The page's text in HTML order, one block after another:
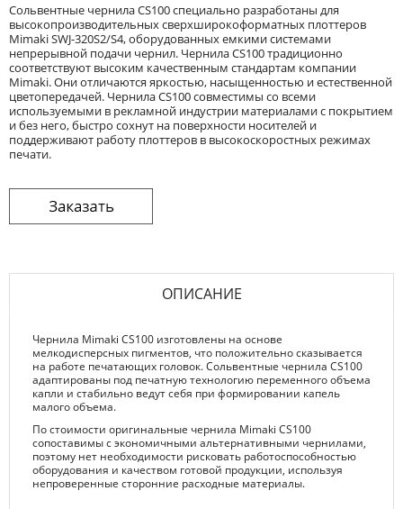
Сольвентные чернила CS100 специально разработаны для
высокопроизводительных сверхширокоформатных плоттеров
Mimaki SWJ-320S2/S4, оборудованных емкими системами
непрерывной подачи чернил. Чернила CS100 традиционно
соответствуют высоким качественным стандартам компании
Mimaki. Они отличаются яркостью, насыщенностью и естественной
цветопередачей. Чернила CS100 совместимы со всеми
используемыми в рекламной индустрии материалами с покрытием
и без него, быстро сохнут на поверхности носителей и
поддерживают работу плоттеров в высокоскоростных режимах
печати.
ОПИСАНИЕ
Чернила Mimaki CS100 изготовлены на основе
мелкодисперсных пигментов, что положительно сказывается
на работе печатающих головок. Сольвентные чернила CS100
адаптированы под печатную технологию переменного объема
капли и стабильно ведут себя при формировании капель
малого объема.
По стоимости оригинальные чернила Mimaki CS100
сопоставимы с экономичными альтернативными чернилами,
поэтому нет необходимости рисковать работоспособностью
оборудования и качеством готовой продукции, используя
непроверенные сторонние расходные материалы.